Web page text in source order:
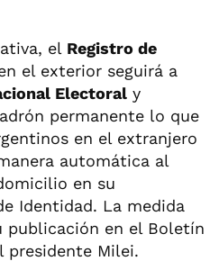
el Registro de
el exterior seguirá a
Electoral y
permanente lo que
en el extranjero
automática al
en su
Identidad. La medida
publicación en el Boletín
presidente Milei.